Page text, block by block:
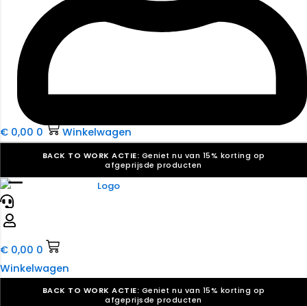
€ 0,00 0 Winkelwagen
BACK TO WORK ACTIE: Geniet nu van 15% korting op
afgeprijsde producten
Verkiezingsdrukwerk nodig? Maak indruk, win stemmen.
☰
€ 0,00 0
Winkelwagen
BACK TO WORK ACTIE: Geniet nu van 15% korting op
afgeprijsde producten